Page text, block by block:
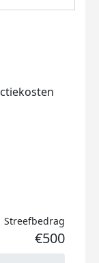
Streefbedrag
€500